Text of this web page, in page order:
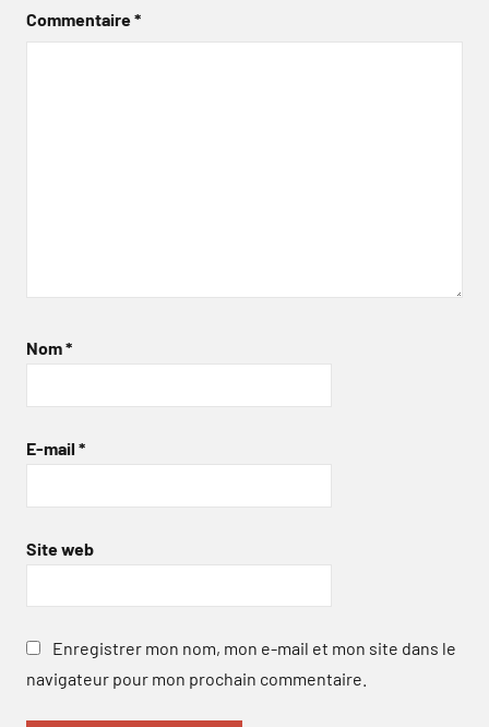
Commentaire*
Nom*
E-mail *
Site web
Enregistrer mon nom, mon e-mail et mon site dans le
navigateur pour mon prochain commentaire.